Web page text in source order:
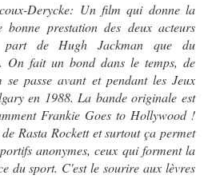
Derycke: Un film qui donne la
prestation des deux acteurs
part de Hugh Jackman que du
On fait un bond dans le temps, de
passe avant et pendant les Jeux
en 1988. La bande originale est
Frankie Goes to Hollywood !
Rasta Rockett et surtout ça permet
anonymes, ceux qui forment la
du sport. C'est le sourire aux lèvres